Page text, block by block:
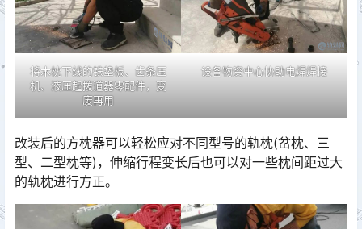
将木枕下线的铁垫板、齿条压
机、液压起拨道器零配件，变
废再用
设备物资中心协助电焊焊接
改装后的方枕器可以轻松应对不同型号的轨枕(岔枕、三
型、二型枕等)，伸缩行程变长后也可以对一些枕间距过大
的轨枕进行方正。